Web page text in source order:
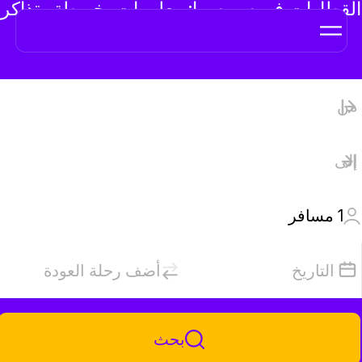
القطارات في سويسرا: معلومات، خريطة وتذاكر
1 مسافر
التاريخ أضف رحلة العودة
بحث